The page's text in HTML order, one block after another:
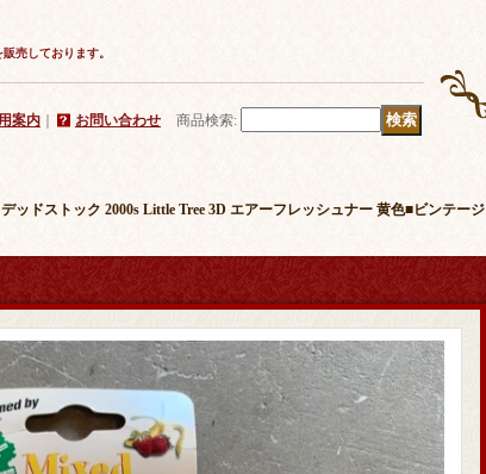
売しております。
案内 お問い合わせ 商品検索:
デッドストック 2000s Little Tree 3D エアーフレッシュナー 黄色■ビンテージ